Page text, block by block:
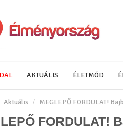
AKTUÁLIS ÉLETMÓD
Aktuális MEGLEPŐ FORDULAT!
FORDULAT!